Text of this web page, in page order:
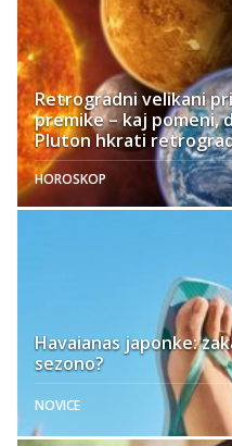
Retrogradni velikani
premike – kaj pomeni,
Pluton hkrati
HOROSKOP
Havaianas japonke:
sezono?
NOVICE